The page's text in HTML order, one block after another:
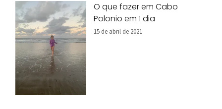
O que fazer em Cabo
Polonio em 1 dia
15 de abril de 2021